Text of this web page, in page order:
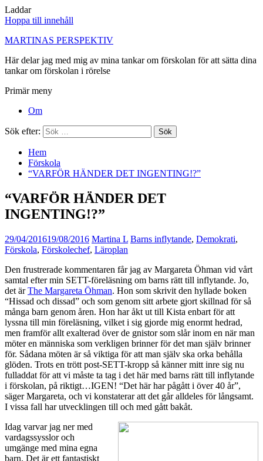
Laddar
Hoppa till innehåll
MARTINAS PERSPEKTIV
Här delar jag med mig av mina tankar om förskolan för att sätta dina
tankar om förskolan i rörelse
Primär meny
Om
Sök efter:
Hem
Förskola
“VARFÖR HÄNDER DET INGENTING!?”
“VARFÖR HÄNDER DET
INGENTING!?”
29/04/201619/08/2016 Martina L Barns inflytande, Demokrati,
Förskola, Förskolechef, Läroplan
Den frustrerade kommentaren får jag av Margareta Öhman vid vårt
samtal efter min SETT-föreläsning om barns rätt till inflytande. Jo,
det ärThe Margareta Öhman. Hon som skrivit den hyllade boken
“Hissad och dissad” och som genom sitt arbete gjort skillnad för så
många barn genom åren. Hon har åkt ut till Kista enbart för att
lyssna till min föreläsning, vilket i sig gjorde mig enormt hedrad,
men framför allt exalterad över de gnistor som slår inom en när man
möter en människa som verkligen brinner för det man själv brinner
för. Sådana möten är så viktiga för att man själv ska orka behålla
glöden. Trots en trött post-SETT-kropp så känner mitt inre sig nu
fulladdat för att vi måste ta tag i det här med barns rätt till inflytande
i förskolan, på riktigt…IGEN! “Det här har pågått i över 40 år”,
säger Margareta, och vi konstaterar att det går alldeles för långsamt.
I vissa fall har utvecklingen till och med gått bakåt.
Idag varvar jag ner med
vardagssysslor och
umgänge med mina egna
barn. Det är ett fantastiskt